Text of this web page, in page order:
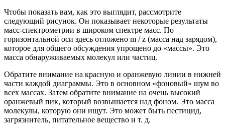
Чтобы показать вам, как это выглядит, рассмотрите
следующий рисунок. Он показывает некоторые результаты
масс-спектрометрии в широком спектре масс. По
горизонтальной оси здесь отложено m / z (масса над зарядом),
которое для общего обсуждения упрощено до «массы». Это
масса обнаруживаемых молекул или частиц.
Обратите внимание на красную и оранжевую линии в нижней
части каждой диаграммы. Это в основном «фоновый» шум во
всех массах. Затем обратите внимание на очень высокий
оранжевый пик, который возвышается над фоном. Это масса
молекулы, которую они ищут. Это может быть пестицид,
загрязнитель, питательное вещество и т. д.